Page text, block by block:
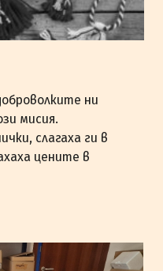
ни
мисия.
слагаха ги в
цените в